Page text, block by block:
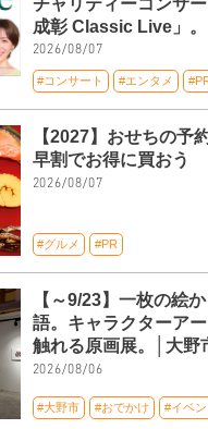
成彰 Classic Live」。
2026/08/07
#コンサート #エンタメ
【2027】おせちの予
早割でお得に買おう
2026/08/07
#グルメ #PR
【～9/23】一枚の絵
語。キャラクターア
触れる原画展。│大野
2026/08/06
#大野市 #おでかけ #イベン